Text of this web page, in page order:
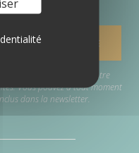
NEWSLETTER
pour vous envoyer notre
Vous pouvez à tout moment
dans la newsletter.